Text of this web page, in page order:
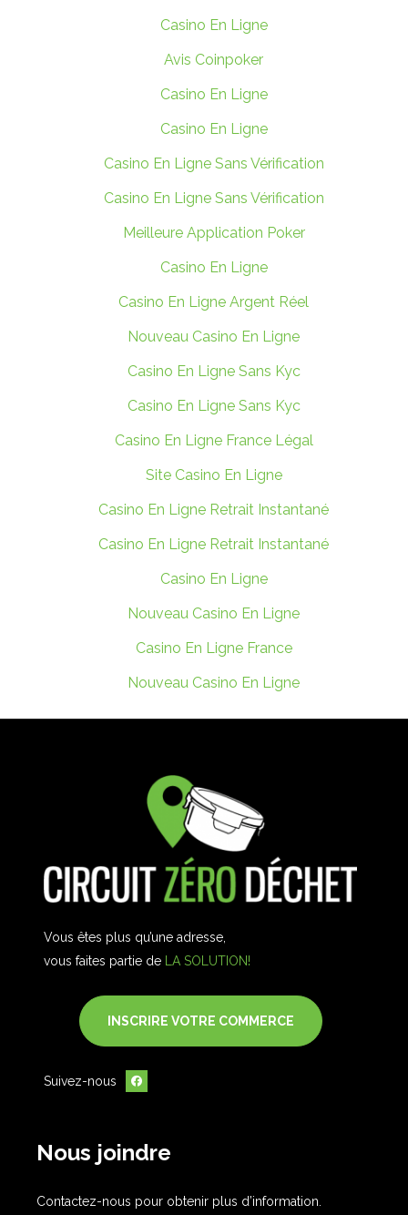
Casino En Ligne
Avis Coinpoker
Casino En Ligne
Casino En Ligne
Casino En Ligne Sans Vérification
Casino En Ligne Sans Vérification
Meilleure Application Poker
Casino En Ligne
Casino En Ligne Argent Réel
Nouveau Casino En Ligne
Casino En Ligne Sans Kyc
Casino En Ligne Sans Kyc
Casino En Ligne France Légal
Site Casino En Ligne
Casino En Ligne Retrait Instantané
Casino En Ligne Retrait Instantané
Casino En Ligne
Nouveau Casino En Ligne
Casino En Ligne France
Nouveau Casino En Ligne
Vous êtes plus qu’une adresse,
vous faites partie de
LA SOLUTION!
INSCRIRE VOTRE COMMERCE
Suivez-nous
Nous joindre
Contactez-nous pour obtenir plus d’information.